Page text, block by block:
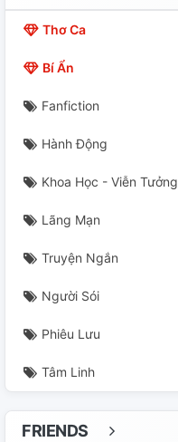
Thơ Ca
Bí Ẩn
Fanfiction
Hành Động
Khoa Học - Viễn Tưởng
Lãng Mạn
Truyện Ngắn
Người Sói
Phiêu Lưu
Tâm Linh
FRIENDS